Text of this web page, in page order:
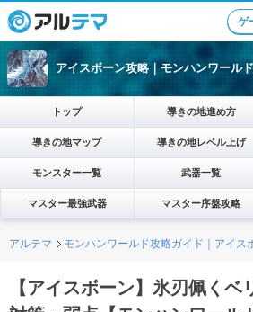
ゲ
アイスボーン攻略｜モンハンワール
トップ 導きの地進め方
導きの地マップ 導きの地レベル上げ
モンスター一覧 武器一覧
マスター最強武器 マスター序盤攻略
アルテマ モンハンワールド攻略ガイド｜アイス
【アイスボーン】氷刃佩くベ